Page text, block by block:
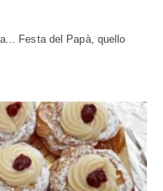
Festa del Papà, quello